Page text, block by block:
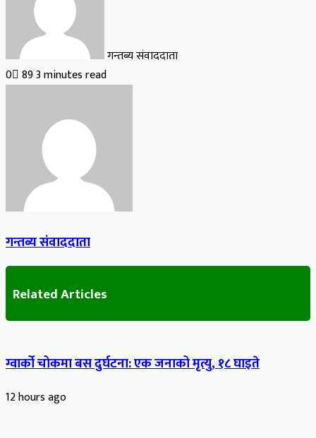
गन्तब्य संवाददाता
0 893 minutes read
गन्तब्य संवाददाता
Related Articles
ग्वार्को चोकमा बस दुर्घटना: एक जनाको मृत्यु, १८ घाइते
12 hours ago